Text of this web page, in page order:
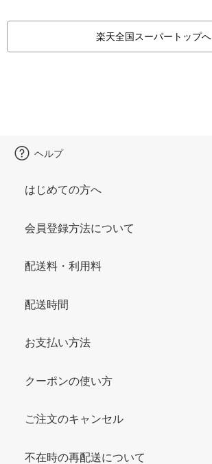
楽天全国スーパートップへ
ヘルプ
はじめての方へ
会員登録方法について
配送料・利用料
配送時間
お支払い方法
クーポンの使い方
ご注文のキャンセル
不在時の再配送について